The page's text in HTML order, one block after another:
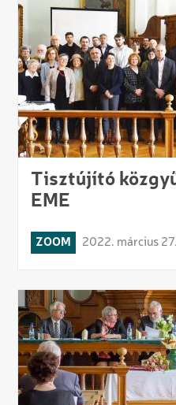
Tisztújító
EME
ZOOM 2022. március 27.